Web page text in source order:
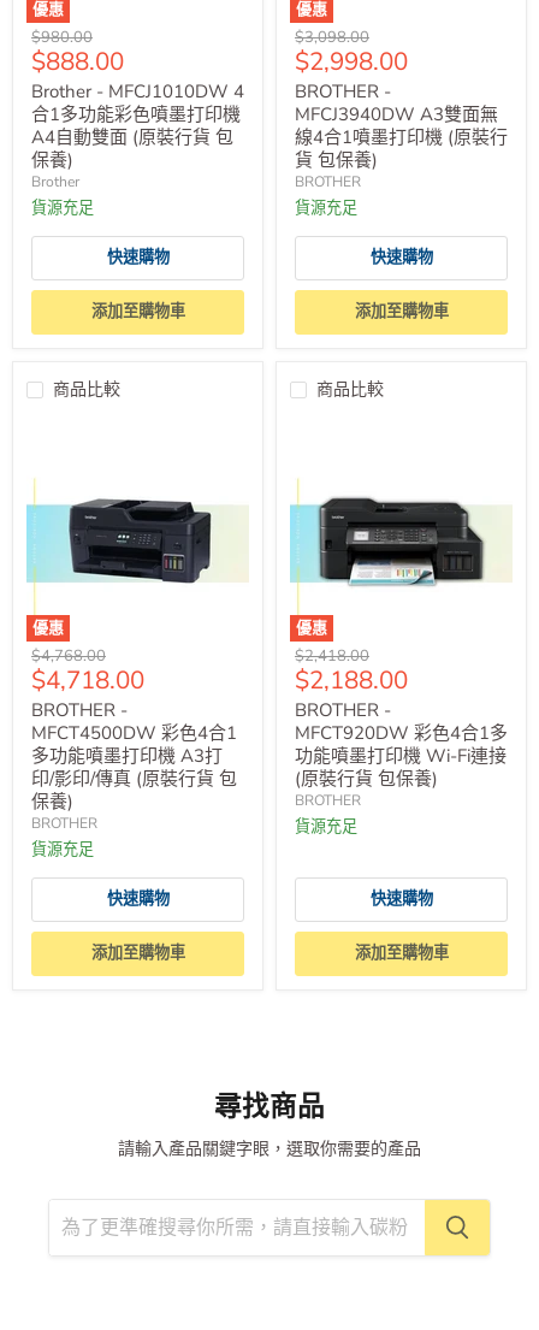
優惠
原
價
$980.00
售
價
$888.00
Brother - MFCJ1010DW 4
合1多功能彩色噴墨打印機
A4自動雙面 (原裝行貨 包
保養)
Brother
貨源充足
快速購物
添加至購物車
優惠
原
價
$3,098.00
售
價
$2,998.00
BROTHER -
MFCJ3940DW A3雙面無
線4合1噴墨打印機 (原裝行
貨 包保養)
BROTHER
貨源充足
快速購物
添加至購物車
商品比較
優惠
原
價
$4,768.00
售
價
$4,718.00
BROTHER -
MFCT4500DW 彩色4合1
多功能噴墨打印機 A3打
印/影印/傳真 (原裝行貨 包
保養)
BROTHER
貨源充足
快速購物
添加至購物車
商品比較
優惠
原
價
$2,418.00
售
價
$2,188.00
BROTHER -
MFCT920DW 彩色4合1多
功能噴墨打印機 Wi-Fi連接
(原裝行貨 包保養)
BROTHER
貨源充足
快速購物
添加至購物車
尋找商品
請輸入產品關鍵字眼，選取你需要的產品